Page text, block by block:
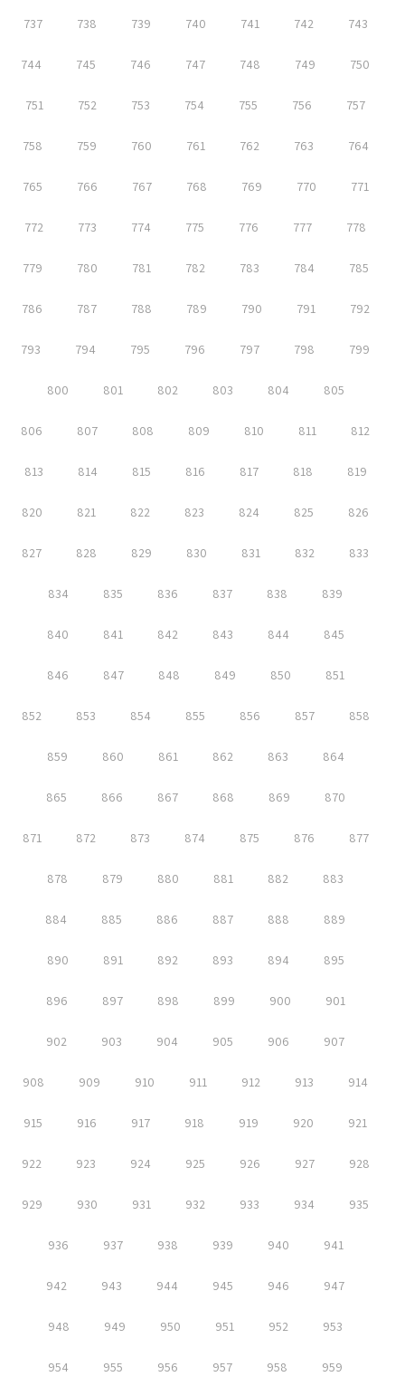
737 738 739 740 741 742 743
744 745 746 747 748 749 750
751 752 753 754 755 756 757
758 759 760 761 762 763 764
765 766 767 768 769 770 771
772 773 774 775 776 777 778
779 780 781 782 783 784 785
786 787 788 789 790 791 792
793 794 795 796 797 798 799
800 801 802 803 804 805
806 807 808 809 810 811 812
813 814 815 816 817 818 819
820 821 822 823 824 825 826
827 828 829 830 831 832 833
834 835 836 837 838 839
840 841 842 843 844 845
846 847 848 849 850 851
852 853 854 855 856 857 858
859 860 861 862 863 864
865 866 867 868 869 870
871 872 873 874 875 876 877
878 879 880 881 882 883
884 885 886 887 888 889
890 891 892 893 894 895
896 897 898 899 900 901
902 903 904 905 906 907
908 909 910 911 912 913 914
915 916 917 918 919 920 921
922 923 924 925 926 927 928
929 930 931 932 933 934 935
936 937 938 939 940 941
942 943 944 945 946 947
948 949 950 951 952 953
954 955 956 957 958 959